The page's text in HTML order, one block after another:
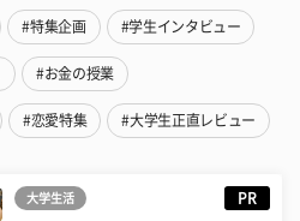
#特集企画 #学生インタビュー
#お金の授業
#恋愛特集 #大学生正直レビュー
大学生活 PR